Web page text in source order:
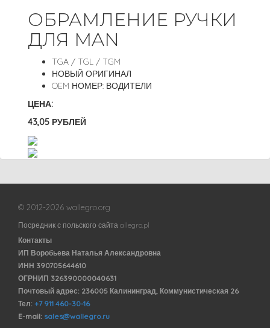
ОБРАМЛЕНИЕ РУЧКИ
ДЛЯ MAN
TGA / TGL / TGM
НОВЫЙ ОРИГИНАЛ
OEM НОМЕР: ВОДИТЕЛИ
ЦЕНА:
43,05 РУБЛЕЙ
© 2012-2026 wallegro.org
Посредник с польского сайта allegro.pl
Контакты
ИП Воробьева Наталья Александровна
ИНН 390705644610
ОГРНИП 326390000040631
Почтовый адрес: 236005 Калининград, Коммунистическая 26
Тел: +7 911 460-30-16
E-mail: sales@wallegro.ru